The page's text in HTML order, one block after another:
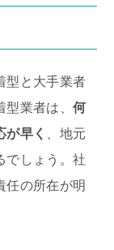
型と大手業者
型業者は、何
早く
、地元
でしょう。社
任の所在が明